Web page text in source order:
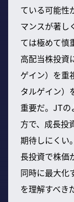
ている可能性
マンスが著し
ては極めて慎
高配当株投資
ゲイン）を重
タルゲイン）
重要だ。JT
方で、成長投
期待しにくい
長投資で株価
同時に最大化
を理解すべき